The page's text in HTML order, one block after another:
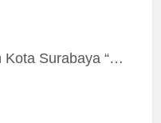
Kost Harian Kota Surabaya “Sierra Kost”